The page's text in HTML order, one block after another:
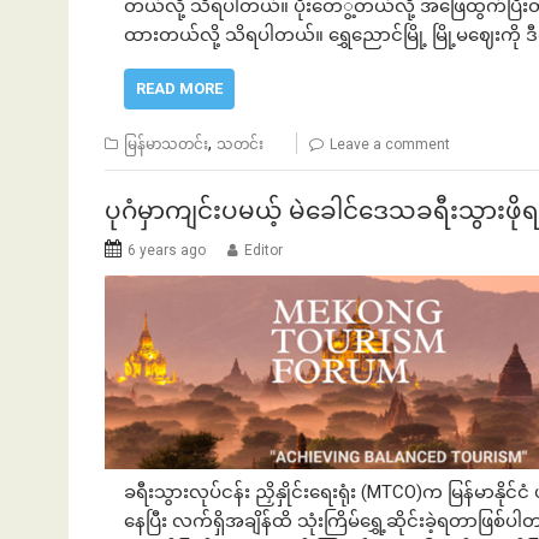
တယ်လို့ သိရပါတယ်။ ပိုးတေ‌ွ့တယ်လို့ အဖြေထွက်ပြီးတဲ့
ထားတယ်လို့ သိရပါတယ်။ ရွှေညောင်မြို့ မြို့မဈေးကို
READ MORE
မြန်မာသတင်း, သတင်း Leave a comment
ပုဂံမှာကျင်းပမယ့် မဲခေါင်ဒေသခရီးသွာ
6 years ago Editor
ခရီးသွားလုပ်ငန်း ညှိနှိုင်းရေးရုံး (MTCO)က မြန်မာ
နေပြီး လက်ရှိအချိန်ထိ သုံးကြိမ်ရွှေ့ဆိုင်းခဲ့ရတာဖြစ်ပါ